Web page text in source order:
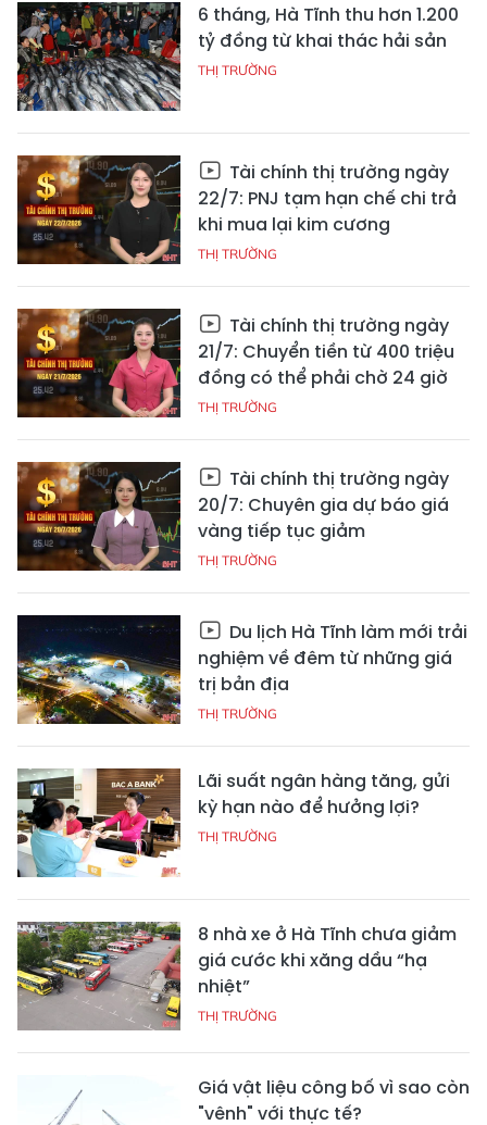
6 tháng, Hà Tĩnh thu hơn 1.200
tỷ đồng từ khai thác hải sản
THỊ TRƯỜNG
Tài chính thị trường ngày
22/7: PNJ tạm hạn chế chi trả
khi mua lại kim cương
THỊ TRƯỜNG
Tài chính thị trường ngày
21/7: Chuyển tiền từ 400 triệu
đồng có thể phải chờ 24 giờ
THỊ TRƯỜNG
Tài chính thị trường ngày
20/7: Chuyên gia dự báo giá
vàng tiếp tục giảm
THỊ TRƯỜNG
Du lịch Hà Tĩnh làm mới trải
nghiệm về đêm từ những giá
trị bản địa
THỊ TRƯỜNG
Lãi suất ngân hàng tăng, gửi
kỳ hạn nào để hưởng lợi?
THỊ TRƯỜNG
8 nhà xe ở Hà Tĩnh chưa giảm
giá cước khi xăng dầu “hạ
nhiệt”
THỊ TRƯỜNG
Giá vật liệu công bố vì sao còn
"vênh" với thực tế?